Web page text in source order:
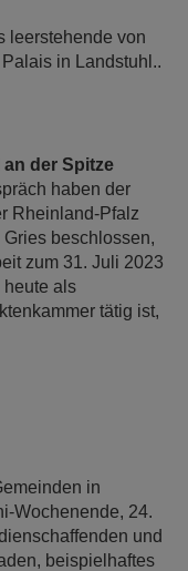
leerstehende von
in Landstuhl..
der Spitze
haben der
Rheinland-Pfalz
beschlossen,
zum 31. Juli 2023
heute als
tätig ist,
in
Wochenende, 24.
und
beispielhaftes